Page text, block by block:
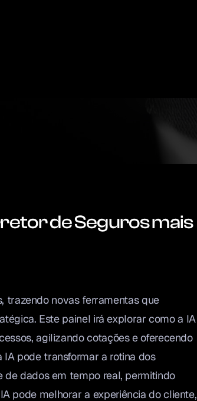
de Seguros mais
trazendo novas ferramentas que
Este painel irá explorar como a IA
agilizando cotações e oferecendo
pode transformar a rotina dos
de dados em tempo real, permitindo
pode melhorar a experiência do cliente,